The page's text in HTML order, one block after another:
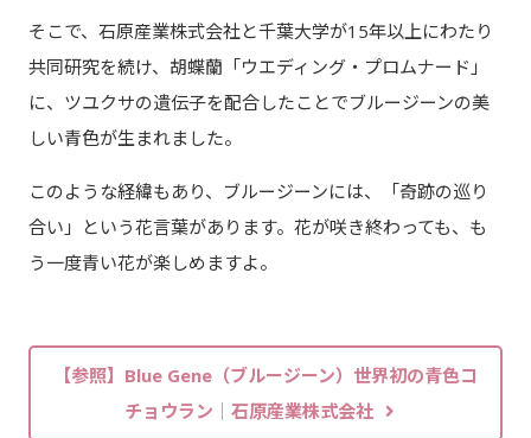
そこで、石原産業株式会社と千葉大学が15年以上にわたり
共同研究を続け、胡蝶蘭「ウエディング・プロムナード」
に、ツユクサの遺伝子を配合したことでブルージーンの美
しい青色が生まれました。
このような経緯もあり、ブルージーンには、「奇跡の巡り
合い」という花言葉があります。花が咲き終わっても、も
う一度青い花が楽しめますよ。
【参照】Blue Gene（ブルージーン）世界初の青色コ
チョウラン｜石原産業株式会社